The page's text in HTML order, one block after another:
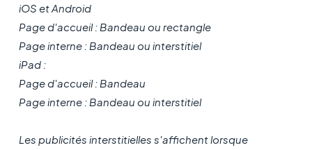
iOS et Android
Page d'accueil : Bandeau ou rectangle
Page interne : Bandeau ou interstitiel
iPad :
Page d'accueil : Bandeau
Page interne : Bandeau ou interstitiel
Les publicités interstitielles s'affichent lorsque